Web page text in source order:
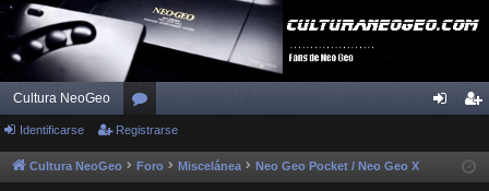
Cultura NeoGeo
or
os ist
Identificarse Registrarse
Cultura NeoGeo Foro Miscelánea Neo Geo Pocket / Neo Geo X